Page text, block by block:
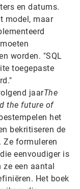
en datums.
model, maar
worden. "SQL
toegepaste
jaarThe
the future of
het
bekritiseren de
Ze formuleren
eenvoudiger is
ze een aantal
Het boek